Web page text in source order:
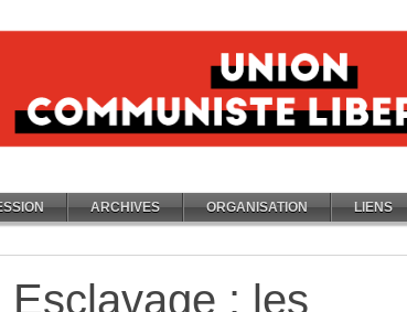
ARCHIVES ORGANISATION LIENS
Esclavage : les